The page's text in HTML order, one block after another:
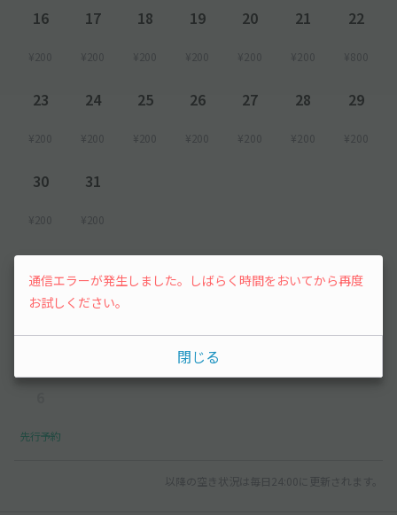
16
¥200
17
¥200
18
¥200
19
¥200
20
¥200
21
¥200
22
¥800
23
¥200
24
¥200
25
¥200
26
¥200
27
¥200
28
¥200
29
¥200
30
¥200
31
¥200
2026年9月
¥200
先行予約
以降の空き状況は毎日24:00に更新されます。
通信エラーが発生しました。しばらく時間をおいてから再度
お試しください。
閉じる